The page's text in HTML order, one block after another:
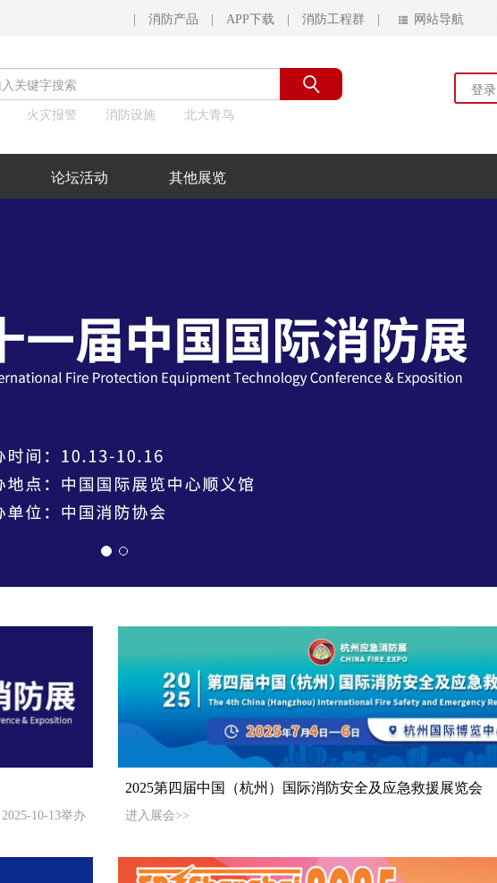
| 消防产品 | APP下载 | 消防工程群 | 网站导航
火灾报警 消防设施 北大青鸟
登录
论坛活动 其他展览
2025-10-13举办
2025第四届中国（杭州）国际消防安全及应急救援展览会
进入展会>>